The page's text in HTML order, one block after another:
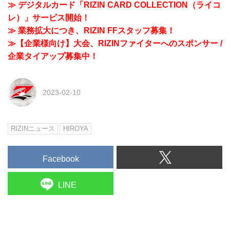
≫ デジタルカード「RIZIN CARD COLLECTION（ライコ
レ）」サービス開始！
≫ 業務拡大につき、RIZIN FFスタッフ募集！
≫【企業様向け】大会、RIZINファイターへのスポンサー /
企業タイアップ募集中！
2023-02-10
RIZINニュース HIROYA
Facebook
LINE